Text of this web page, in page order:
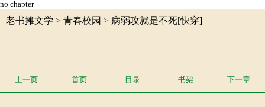
no chapter
老书摊文学 > 青春校园 > 病弱攻就是不死[快穿]
上一页 首页 目录 书架 下一章